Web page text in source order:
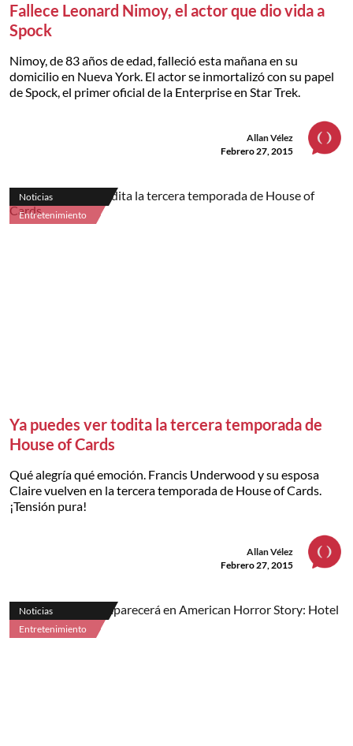
Fallece Leonard Nimoy, el actor que dio vida a
Spock
Nimoy, de 83 años de edad, falleció esta mañana en su
domicilio en Nueva York. El actor se inmortalizó con su papel
de Spock, el primer oficial de la Enterprise en Star Trek.
Allan Vélez
Febrero 27, 2015
Noticias
Entretenimiento
Ya puedes ver todita la tercera temporada de
House of Cards
Qué alegría qué emoción. Francis Underwood y su esposa
Claire vuelven en la tercera temporada de House of Cards.
¡Tensión pura!
Allan Vélez
Febrero 27, 2015
Noticias
Entretenimiento